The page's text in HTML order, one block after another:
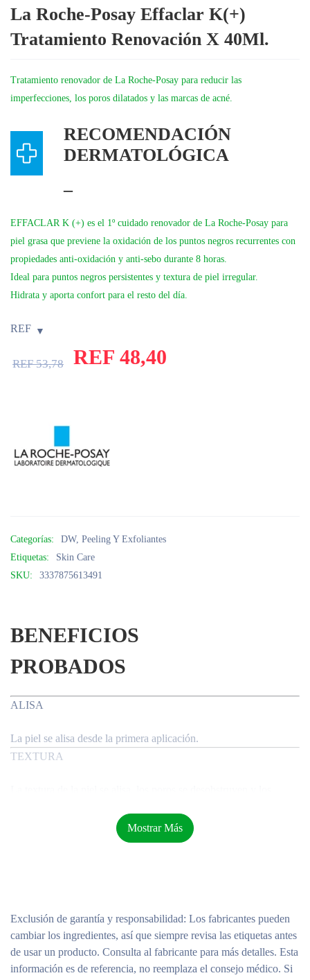
La Roche-Posay Effaclar K(+)
Tratamiento Renovación X 40Ml.
Tratamiento renovador de La Roche-Posay para reducir las
imperfecciones, los poros dilatados y las marcas de acné.
RECOMENDACIÓN
DERMATOLÓGICA
–
EFFACLAR K (+) es el 1º cuidado renovador de La Roche-Posay para
piel grasa que previene la oxidación de los puntos negros recurrentes con
propiedades anti-oxidación y anti-sebo durante 8 horas.
Ideal para puntos negros persistentes y textura de piel irregular.
Hidrata y aporta confort para el resto del día.
REF
REF53,78 REF 48,40
Categorías: DW, Peeling Y Exfoliantes
Etiquetas:
Skin Care
SKU:
3337875613491
BENEFICIOS
PROBADOS
ALISA
La piel se alisa desde la primera aplicación.
TEXTURA
Mostrar Más
Exclusión de garantía y responsabilidad: Los fabricantes pueden
cambiar los ingredientes, así que siempre revisa las etiquetas antes
de usar un producto. Consulta al fabricante para más detalles. Esta
información es de referencia, no reemplaza el consejo médico. Si